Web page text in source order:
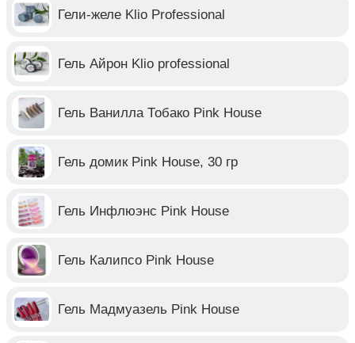
Гели-желе Klio Professional
Гель Айрон Klio professional
Гель Ванилла Тобако Pink House
Гель домик Pink House, 30 гр
Гель Инфлюэнс Pink House
Гель Калипсо Pink House
Гель Мадмуазель Pink House